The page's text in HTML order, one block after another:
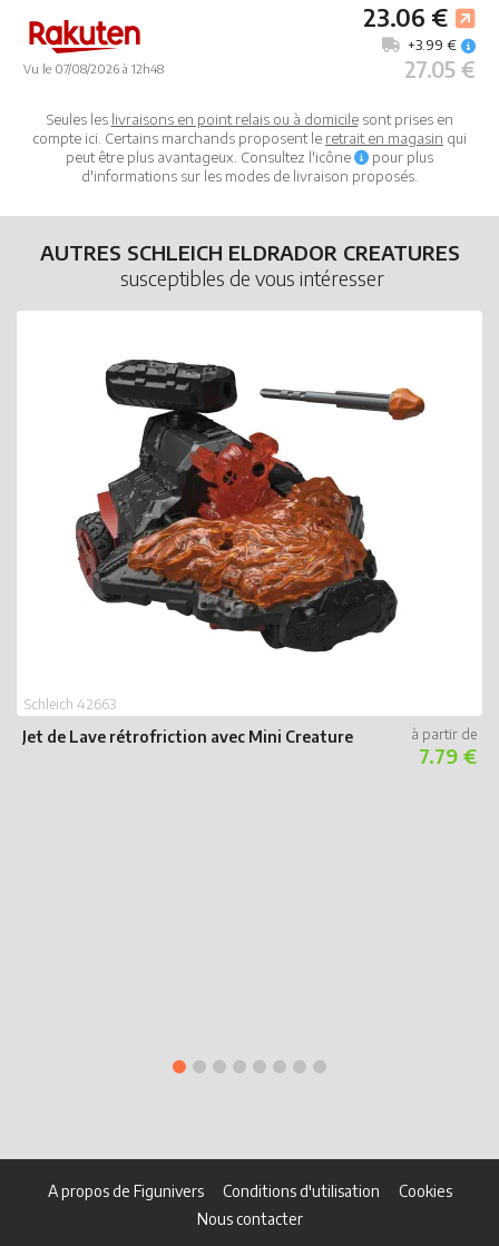
Vu le 07/08/2026 à 12h48
23.06 €
27.05 €
+3.99 €
Seules les livraisons en point relais ou à domicilesont prises en
compte ici. Certains marchands proposent le retrait en magasin qui
peut être plus avantageux. Consultez l'icône
pour plus
d'informations sur les modes de livraison proposés.
AUTRES SCHLEICH ELDRADOR CREATURES
susceptibles de vous intéresser
Jet de Lave rétrofriction avec Mini Creature
Schleich 42663
7.79 €
A propos de Figunivers Conditions d'utilisation
Cookies
Nous contacter